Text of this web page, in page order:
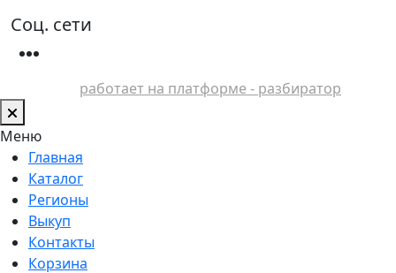
Соц. сети
работает на платформе - разбиратор
Меню
Главная
Каталог
Регионы
Выкуп
Контакты
Корзина